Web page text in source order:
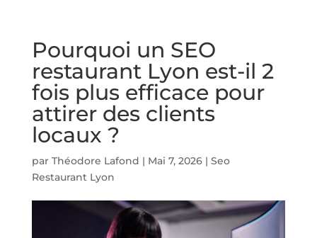
Pourquoi un SEO
restaurant Lyon est-il 2
fois plus efficace pour
attirer des clients
locaux ?
par Théodore Lafond | Mai 7, 2026| Seo
Restaurant Lyon